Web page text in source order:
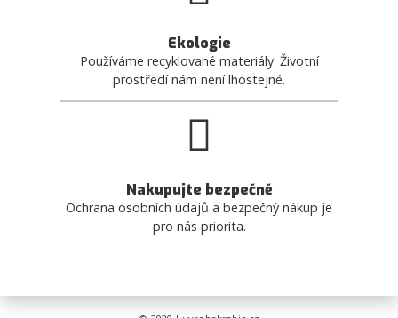
Ekologie
Používáme recyklované materiály. Životní
prostředí nám není lhostejné.
Nakupujte bezpečně
Ochrana osobních údajů a bezpečný nákup je
pro nás priorita.